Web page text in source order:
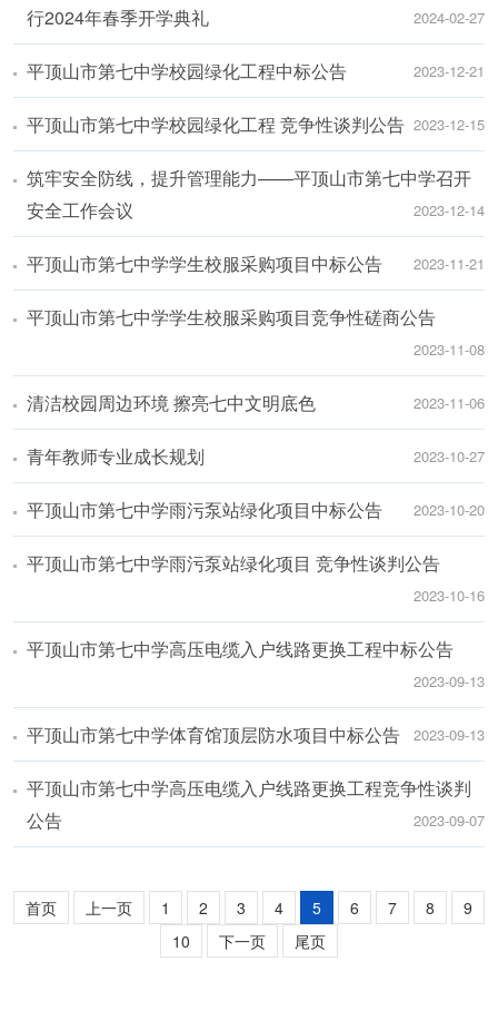
行2024年春季开学典礼
2024-02-27
平顶山市第七中学校园绿化工程中标公告 2023-12-21
平顶山市第七中学校园绿化工程 竞争性谈判公告 2023-12-15
筑牢安全防线，提升管理能力——平顶山市第七中学召开
安全工作会议
2023-12-14
平顶山市第七中学学生校服采购项目中标公告 2023-11-21
平顶山市第七中学学生校服采购项目竞争性磋商公告
2023-11-08
清洁校园周边环境 擦亮七中文明底色 2023-11-06
青年教师专业成长规划 2023-10-27
平顶山市第七中学雨污泵站绿化项目中标公告 2023-10-20
平顶山市第七中学雨污泵站绿化项目 竞争性谈判公告
2023-10-16
平顶山市第七中学高压电缆入户线路更换工程中标公告
2023-09-13
平顶山市第七中学体育馆顶层防水项目中标公告 2023-09-13
平顶山市第七中学高压电缆入户线路更换工程竞争性谈判
公告
2023-09-07
首页 上一页 1 2 3 4 5 6 7 8
9
10
下一页 尾页